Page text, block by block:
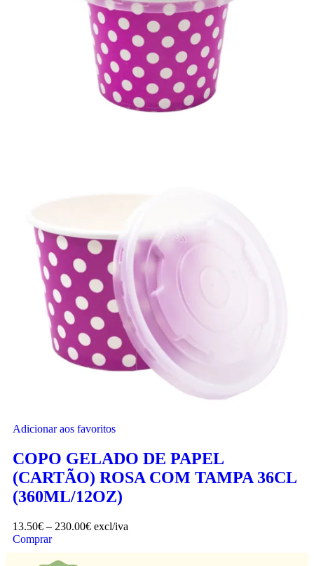
Adicionar aos favoritos
COPO GELADO DE PAPEL
(CARTÃO) ROSA COM TAMPA 36CL
(360ML/12OZ)
13.50€ – 230.00€ excl/iva
Comprar